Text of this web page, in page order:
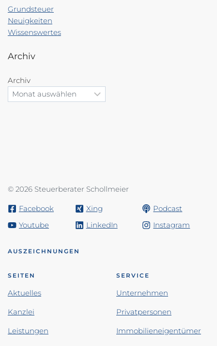
Grundsteuer
Neuigkeiten
Wissenswertes
Archiv
Archiv
© 2026 Steuerberater Schollmeier
Facebook Xing
Podcast
Youtube
LinkedIn Instagram
AUSZEICHNUNGEN
SEITEN
Aktuelles
Kanzlei
Leistungen
SERVICE
Unternehmen
Privatpersonen
Immobilieneigentümer